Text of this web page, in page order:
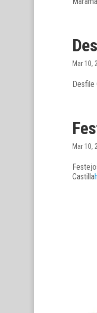
Mar 10,
Mar 10,
Castilla